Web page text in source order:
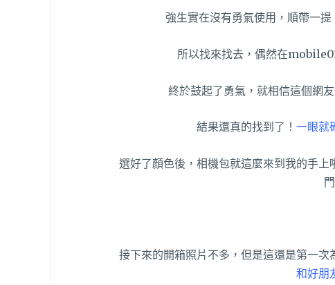
強生實在沒有勇氣使用，順帶一
所以找來找去，偶然在
終於鼓起了勇氣，就相信這個網
結果還真的找到了！ 一眼就
選好了顏色後，相機包就這麼來到我的手
接下來的開箱照片不多，但是這還是第一次
和好朋